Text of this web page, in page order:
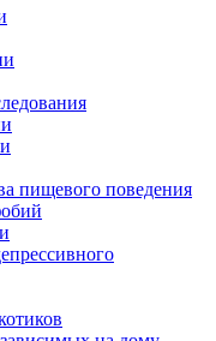
пищевого поведения